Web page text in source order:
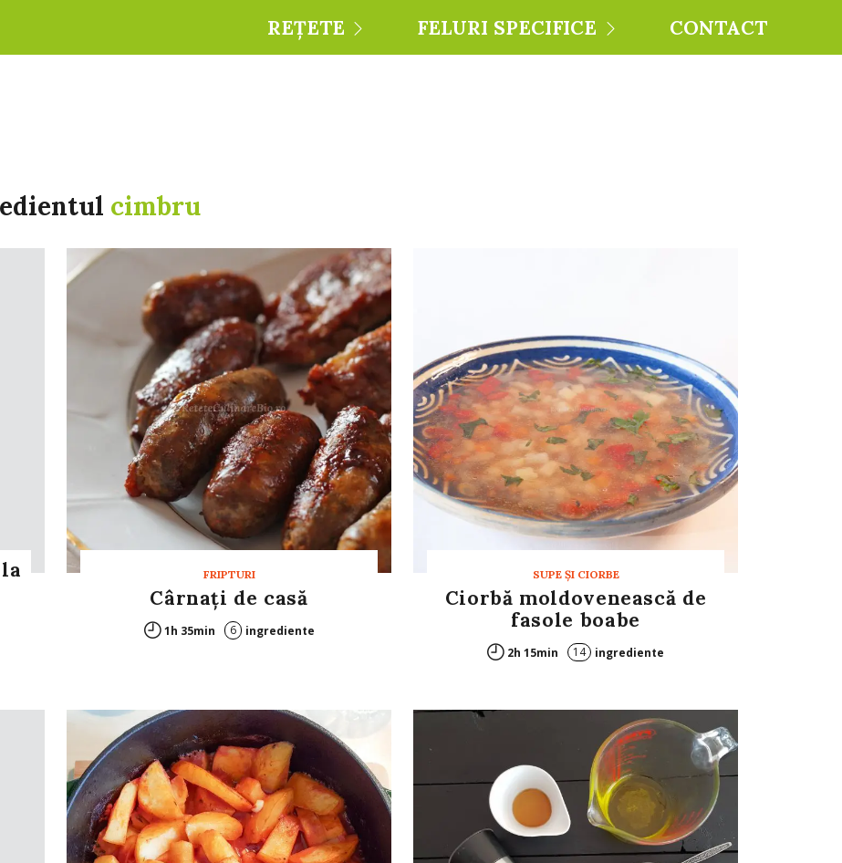
REȚETE FELURI SPECIFICE CONTACT
cimbru
FRIPTURI
Cârnaţi de casă
1h 35min 6 ingrediente
SUPE ŞI CIORBE
Ciorbă moldovenească de
fasole boabe
2h 15min 14 ingrediente